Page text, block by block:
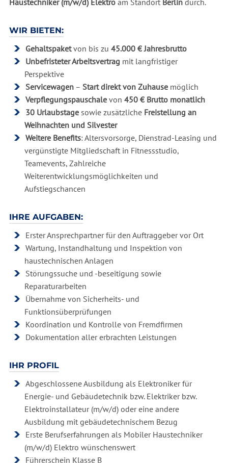
Haustechniker (m/w/d) Elektroam Standort Berlindurch.
WIR BIETEN:
Gehaltspaketvon bis zu 45.000 € Jahresbrutto
Unbefristeter Arbeitsvertrag mit langfristiger
Perspektive
Servicewagen– Start direkt von Zuhausemöglich
Verpflegungspauschalevon 450 € Brutto monatlich
30 Urlaubstagesowie zusätzliche Freistellung an
Weihnachten und Silvester
Weitere Benefits: Altersvorsorge, Dienstrad-Leasing und
vergünstigte Mitgliedschaft in Fitnessstudio,
Teamevents, Zahlreiche
Weiterentwicklungsmöglichkeiten und
Aufstiegschancen
IHRE AUFGABEN:
Erster Ansprechpartner für den Auftraggeber vor Ort
Wartung, Instandhaltung und Inspektion von
haustechnischen Anlagen
Störungssuche und -beseitigung sowie
Reparaturarbeiten
Übernahme von Sicherheits- und
Funktionsüberprüfungen
Koordination und Kontrolle von Fremdfirmen
Dokumentation aller erbrachten Leistungen
IHR PROFIL
Abgeschlossene Ausbildung als Elektroniker für
Energie- und Gebäudetechnik bzw. Elektriker bzw.
Elektroinstallateur (m/w/d) oder eine andere
Ausbildung mit gebäudetechnischem Bezug
Erste Berufserfahrungen als Mobiler Haustechniker
(m/w/d) Elektro wünschenswert
Führerschein Klasse B